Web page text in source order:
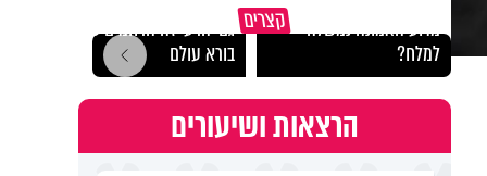
קצרים
מדוע האמונה נמשלה
למלח?
גם ׳הרע׳ זה הרחמים של
בורא עולם
הרצאות ושיעורים